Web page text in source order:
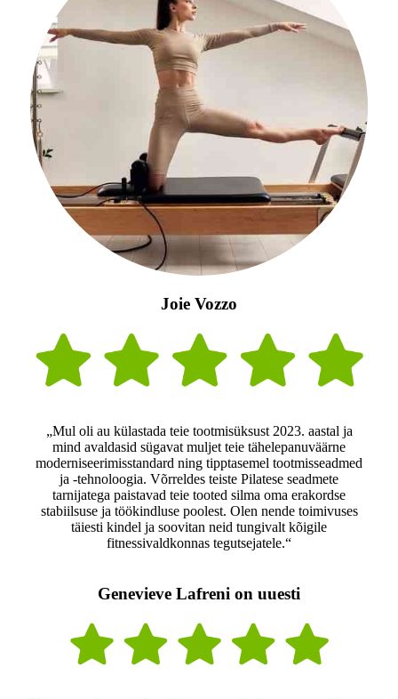
Joie Vozzo
„Mul oli au külastada teie tootmisüksust 2023. aastal ja
mind avaldasid sügavat muljet teie tähelepanuväärne
moderniseerimisstandard ning tipptasemel tootmisseadmed
ja -tehnoloogia. Võrreldes teiste Pilatese seadmete
tarnijatega paistavad teie tooted silma oma erakordse
stabiilsuse ja töökindluse poolest. Olen nende toimivuses
täiesti kindel ja soovitan neid tungivalt kõigile
fitnessivaldkonnas tegutsejatele.“
Genevieve Lafreni on uuesti